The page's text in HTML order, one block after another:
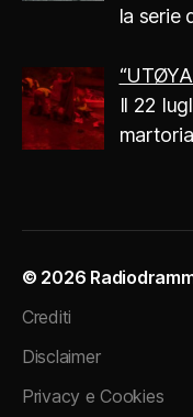
la serie
Il 22
© 2026
Crediti
Disclaimer
Privacy e Cookies